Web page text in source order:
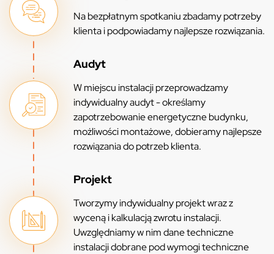
Na bezpłatnym spotkaniu zbadamy potrzeby
klienta i podpowiadamy najlepsze rozwiązania.
Audyt
W miejscu instalacji przeprowadzamy
indywidualny audyt - określamy
zapotrzebowanie energetyczne budynku,
możliwości montażowe, dobieramy najlepsze
rozwiązania do potrzeb klienta.
Projekt
Tworzymy indywidualny projekt wraz z
wyceną i kalkulacją zwrotu instalacji.
Uwzględniamy w nim dane techniczne
instalacji dobrane pod wymogi techniczne